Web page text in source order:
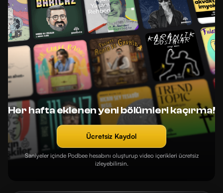
Her hafta eklenen yeni bölümleri kaçırma!
Ücretsiz Kaydol
Saniyeler içinde Podbee hesabını oluşturup video içerikleri ücretsiz
izleyebilirsin.